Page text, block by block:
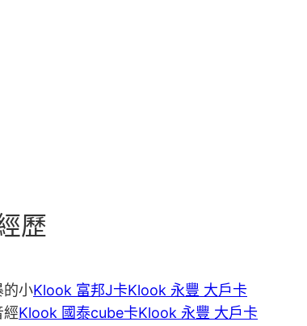
歷
的小Klook 富邦J卡Klook 永豐 大戶卡
經Klook 國泰cube卡Klook 永豐 大戶卡